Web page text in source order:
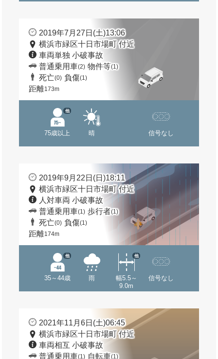
2019年7月27日(土)13:06
横浜市緑区十日市場町 付近
車両単独 小破事故
普通乗用車(2) 物件等(1)
死亡(0) 負傷(1)
距離173m
75歳以上
他
晴 信号なし
2019年9月22日(日)18:11
横浜市緑区十日市場町 付近
人対車両 小破事故
普通乗用車(1) 歩行者(1)
死亡(0) 負傷(1)
距離174m
35～44歳
他
雨
幅5.5～
9.0m
他
信号なし
2021年11月6日(土)06:45
横浜市緑区十日市場町 付近
車両相互 小破事故
普通乗用車(1) 自転車(1)